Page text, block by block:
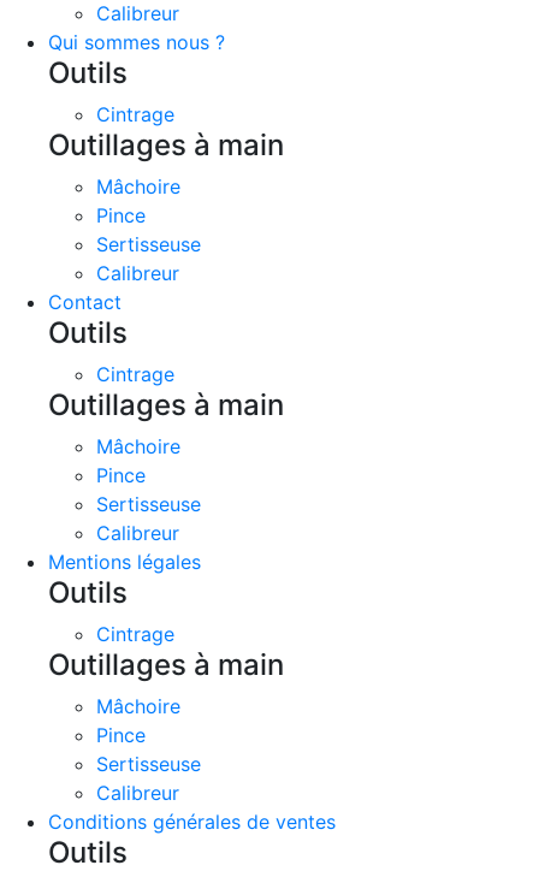
Calibreur
Qui sommes nous ?
Outils
Cintrage
Outillages à main
Mâchoire
Pince
Sertisseuse
Calibreur
Contact
Outils
Cintrage
Outillages à main
Mâchoire
Pince
Sertisseuse
Calibreur
Mentions légales
Outils
Cintrage
Outillages à main
Mâchoire
Pince
Sertisseuse
Calibreur
Conditions générales de ventes
Outils